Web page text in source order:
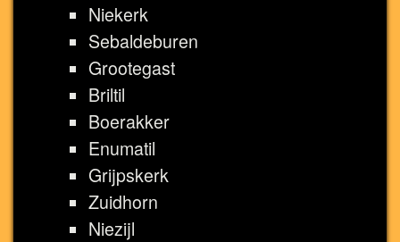
Niekerk
Sebaldeburen
Grootegast
Briltil
Boerakker
Enumatil
Grijpskerk
Zuidhorn
Niezijl